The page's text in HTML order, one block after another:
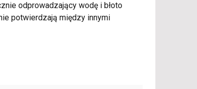
odprowadzający wodę i błoto
potwierdzają między innymi